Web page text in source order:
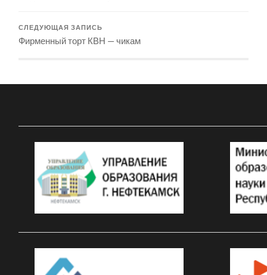
СЛЕДУЮЩАЯ ЗАПИСЬ
Фирменный торт КВН — чикам